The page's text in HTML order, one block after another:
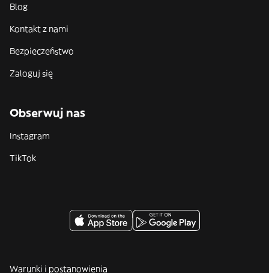
Blog
Kontakt z nami
Bezpieczeństwo
Zaloguj się
Obserwuj nas
Instagram
TikTok
Warunki i postanowienia